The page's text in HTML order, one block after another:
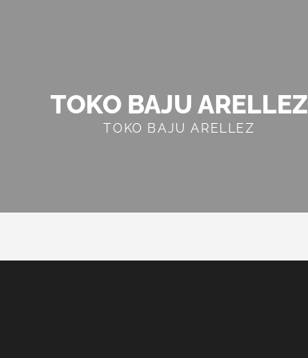
TOKO BAJU ARELLEZ
TOKO BAJU ARELLEZ